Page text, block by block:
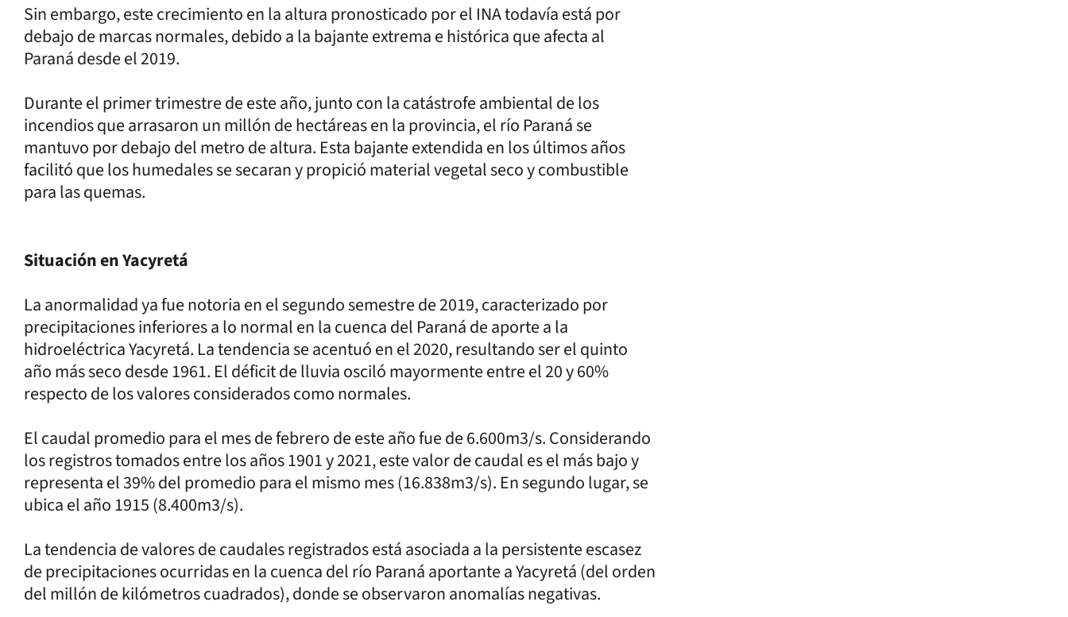
Sin embargo, este crecimiento en la altura pronosticado por el INA todavía está por
debajo de marcas normales, debido a la bajante extrema e histórica que afecta al
Paraná desde el 2019.
Durante el primer trimestre de este año, junto con la catástrofe ambiental de los
incendios que arrasaron un millón de hectáreas en la provincia, el río Paraná se
mantuvo por debajo del metro de altura. Esta bajante extendida en los últimos años
facilitó que los humedales se secaran y propició material vegetal seco y combustible
para las quemas.
Situación en Yacyretá
La anormalidad ya fue notoria en el segundo semestre de 2019, caracterizado por
precipitaciones inferiores a lo normal en la cuenca del Paraná de aporte a la
hidroeléctrica Yacyretá. La tendencia se acentuó en el 2020, resultando ser el quinto
año más seco desde 1961. El déficit de lluvia osciló mayormente entre el 20 y 60%
respecto de los valores considerados como normales.
El caudal promedio para el mes de febrero de este año fue de 6.600m3/s. Considerando
los registros tomados entre los años 1901 y 2021, este valor de caudal es el más bajo y
representa el 39% del promedio para el mismo mes (16.838m3/s). En segundo lugar, se
ubica el año 1915 (8.400m3/s).
La tendencia de valores de caudales registrados está asociada a la persistente escasez
de precipitaciones ocurridas en la cuenca del río Paraná aportante a Yacyretá (del orden
del millón de kilómetros cuadrados), donde se observaron anomalías negativas.